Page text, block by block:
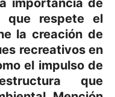
importancia de
que respete el
la creación de
recreativos en
el impulso de
que